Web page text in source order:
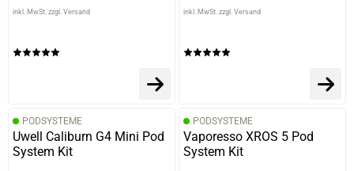
inkl. MwSt. zzgl. Versand inkl. MwSt. zzgl. Versand
PODSYSTEME
Uwell Caliburn G4 Mini Pod
System Kit
PODSYSTEME
Vaporesso XROS 5 Pod
System Kit